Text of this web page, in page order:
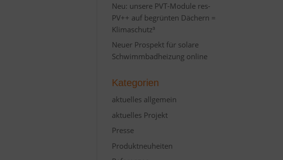
Neu: unsere PVT-Module res-
PV++ auf begrünten Dächern =
Klimaschutz³
Neuer Prospekt für solare
Schwimmbadheizung online
Kategorien
aktuelles allgemein
aktuelles Projekt
Presse
Produktneuheiten